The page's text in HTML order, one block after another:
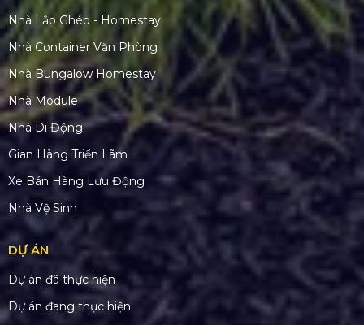
Nhà Lắp Ghép - Homestay
Nhà Container Văn Phòng
Nhà Bungalow Homestay
Nhà Module
Nhà Di Động
Gian Hàng Triển Lãm
Xe Bán Hàng Lưu Động
Nhà Vệ Sinh
DỰ ÁN
Dự án đã thực hiện
Dự án đang thực hiện